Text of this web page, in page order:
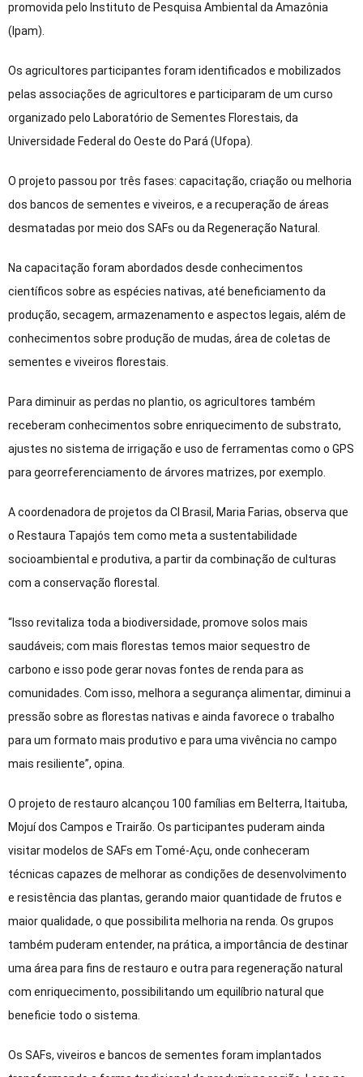
promovida pelo Instituto de Pesquisa Ambiental da Amazônia
(Ipam).
Os agricultores participantes foram identificados e mobilizados
pelas associações de agricultores e participaram de um curso
organizado pelo Laboratório de Sementes Florestais, da
Universidade Federal do Oeste do Pará (Ufopa).
O projeto passou por três fases: capacitação, criação ou melhoria
dos bancos de sementes e viveiros, e a recuperação de áreas
desmatadas por meio dos SAFs ou da Regeneração Natural.
Na capacitação foram abordados desde conhecimentos
científicos sobre as espécies nativas, até beneficiamento da
produção, secagem, armazenamento e aspectos legais, além de
conhecimentos sobre produção de mudas, área de coletas de
sementes e viveiros florestais.
Para diminuir as perdas no plantio, os agricultores também
receberam conhecimentos sobre enriquecimento de substrato,
ajustes no sistema de irrigação e uso de ferramentas como o GPS
para georreferenciamento de árvores matrizes, por exemplo.
A coordenadora de projetos da CI Brasil, Maria Farias, observa que
o Restaura Tapajós tem como meta a sustentabilidade
socioambiental e produtiva, a partir da combinação de culturas
com a conservação florestal.
“Isso revitaliza toda a biodiversidade, promove solos mais
saudáveis; com mais florestas temos maior sequestro de
carbono e isso pode gerar novas fontes de renda para as
comunidades. Com isso, melhora a segurança alimentar, diminui a
pressão sobre as florestas nativas e ainda favorece o trabalho
para um formato mais produtivo e para uma vivência no campo
mais resiliente”, opina.
O projeto de restauro alcançou 100 famílias em Belterra, Itaituba,
Mojuí dos Campos e Trairão. Os participantes puderam ainda
visitar modelos de SAFs em Tomé-Açu, onde conheceram
técnicas capazes de melhorar as condições de desenvolvimento
e resistência das plantas, gerando maior quantidade de frutos e
maior qualidade, o que possibilita melhoria na renda. Os grupos
também puderam entender, na prática, a importância de destinar
uma área para fins de restauro e outra para regeneração natural
com enriquecimento, possibilitando um equilíbrio natural que
beneficie todo o sistema.
Os SAFs, viveiros e bancos de sementes foram implantados